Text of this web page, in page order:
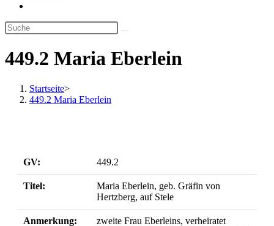
umschalten
449.2 Maria Eberlein
Startseite>
449.2 Maria Eberlein
GV: 449.2
Titel:
Maria Eberlein, geb. Gräfin von
Hertzberg, auf Stele
Anmerkung:
zweite Frau Eberleins, verheiratet